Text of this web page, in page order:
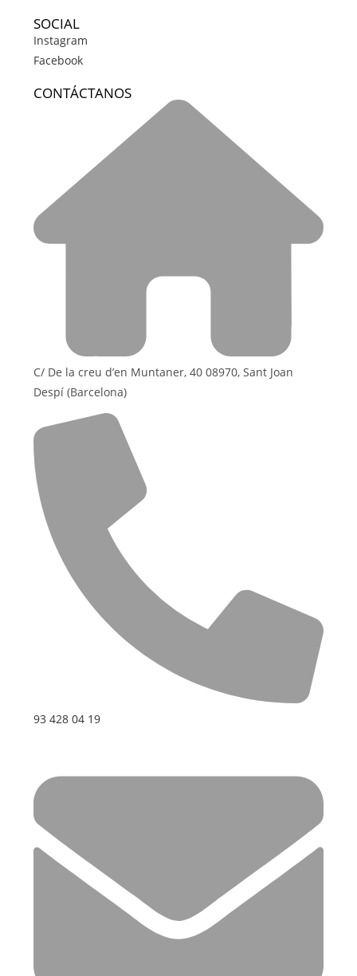
SOCIAL
Instagram
Facebook
CONTÁCTANOS
C/ De la creu d’en Muntaner, 40 08970, Sant Joan
Despí (Barcelona)
93 428 04 19